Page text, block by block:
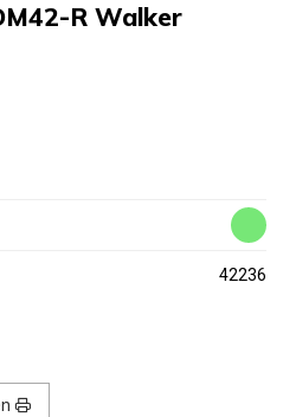
R Walker
42236